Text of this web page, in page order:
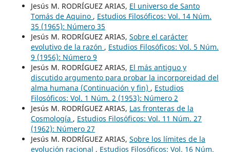
Jesús M. RODRÍGUEZ ARIAS, El universo de Santo
Tomás de Aquino , Estudios Filosóficos: Vol. 14 Núm.
35 (1965): Número 35
Jesús M. RODRÍGUEZ ARIAS, Sobre el carácter
evolutivo de la razón , Estudios Filosóficos: Vol. 5 Núm.
9 (1956): Número 9
Jesús M. RODRÍGUEZ ARIAS, El más antiguo y
discutido argumento para probar la incorporeidad del
alma humana (Continuación y fin) , Estudios
Filosóficos: Vol. 1 Núm. 2 (1953): Número 2
Jesús M. RODRÍGUEZ ARIAS, Las fronteras de la
Cosmología , Estudios Filosóficos: Vol. 11 Núm. 27
(1962): Número 27
Jesús M. RODRÍGUEZ ARIAS, Sobre los límites de la
evolución racional , Estudios Filosóficos: Vol. 16 Núm.